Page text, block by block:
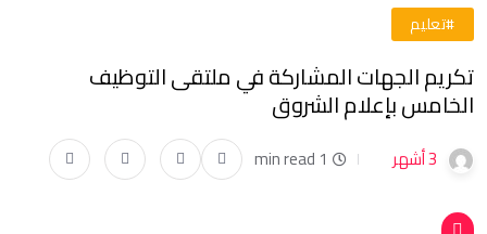
#تعليم
تكريم الجهات المشاركة في ملتقى التوظيف
الخامس بإعلام الشروق
3 أشهر 1 min read